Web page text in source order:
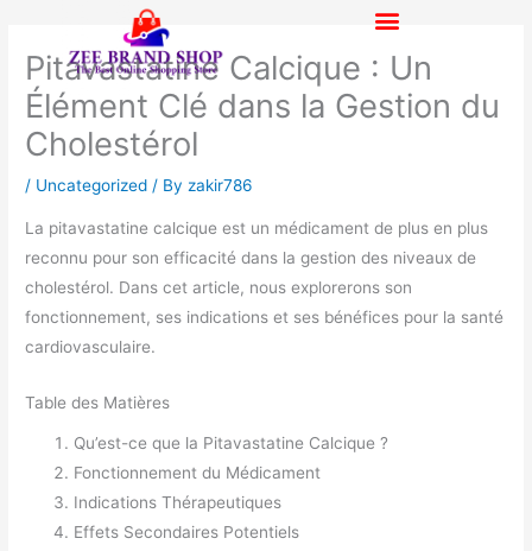
contentPitavastatine Calcique : Un
Élément Clé dans la Gestion du
Cholestérol
/ Uncategorized / By zakir786
La pitavastatine calcique est un médicament de plus en plus
reconnu pour son efficacité dans la gestion des niveaux de
cholestérol. Dans cet article, nous explorerons son
fonctionnement, ses indications et ses bénéfices pour la santé
cardiovasculaire.
Table des Matières
Qu’est-ce que la Pitavastatine Calcique ?
Fonctionnement du Médicament
Indications Thérapeutiques
Effets Secondaires Potentiels